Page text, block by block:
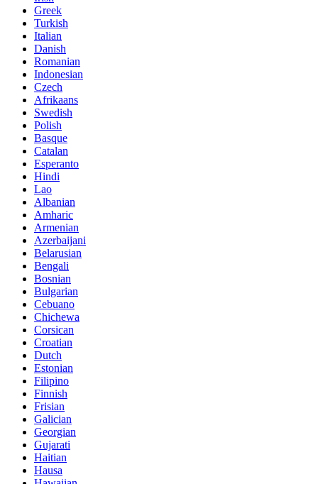
Greek
Turkish
Italian
Danish
Romanian
Indonesian
Czech
Afrikaans
Swedish
Polish
Basque
Catalan
Esperanto
Hindi
Lao
Albanian
Amharic
Armenian
Azerbaijani
Belarusian
Bengali
Bosnian
Bulgarian
Cebuano
Chichewa
Corsican
Croatian
Dutch
Estonian
Filipino
Finnish
Frisian
Galician
Georgian
Gujarati
Haitian
Hausa